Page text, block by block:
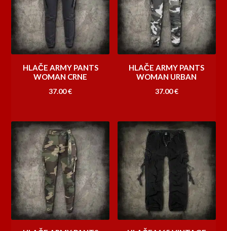
HLAČE ARMY PANTS
WOMAN CRNE
37.00€
HLAČE ARMY PANTS
WOMAN URBAN
37.00€